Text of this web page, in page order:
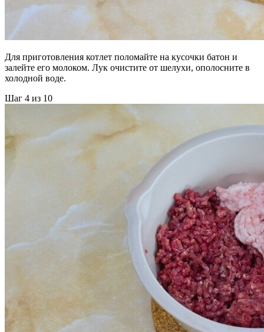
Для приготовления котлет поломайте на кусочки батон и
залейте его молоком. Лук очистите от шелухи, ополосните в
холодной воде.
Шаг 4 из 10